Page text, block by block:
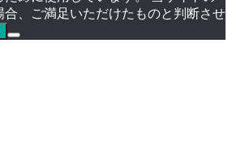
合、ご満足いただけたものと判断させ